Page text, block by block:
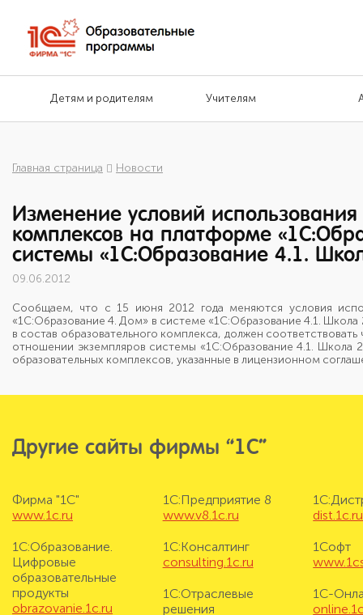
Детям и родителям Учителям
Главная страница Новости
Изменение условий
комплексов на платформе
системы «1С:Образование 4.1.
09.06.2012
Сообщаем, что с 15 июня 2012 года меняются условия
«1С:Образование 4. Дом» в системе «1С:Образование 4.1. Школа
в состав образовательного комплекса, должен
отношении экземпляров системы «1С:Образование 4.1. Школа
образовательных комплексов, указанные в лицензионном
Другие сайты фирмы “1С”
Фирма "1С"
www.1c.ru
1С:Образование.
Цифровые
образовательные
продукты
obrazovanie.1c.ru
1С:Предприятие 8
www.v8.1c.ru
1С:Консалтинг
consulting.1c.ru
1С:Отраслевые
решения
dist.1c.ru
1Софт
1С-